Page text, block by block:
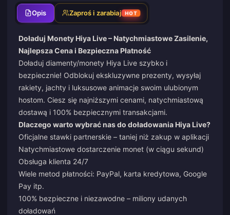
Opis Zaproś i zarabiaj HOT
Doładuj Monety Hiya Live – Natychmiastowe Zasilenie,
Najlepsza Cena i Bezpieczna Płatność
Doładuj diamenty/monety Hiya Live szybko i
bezpiecznie! Odblokuj ekskluzywne prezenty, wysyłaj
rakiety, jachty i luksusowe animacje swoim ulubionym
hostom. Ciesz się najniższymi cenami, natychmiastową
dostawą i 100% bezpiecznymi transakcjami.
Dlaczego warto wybrać nas do doładowania Hiya Live?
Oficjalne stawki partnerskie – taniej niż zakup w aplikacji
Natychmiastowe dostarczenie monet (w ciągu sekund)
Obsługa klienta 24/7
Wiele metod płatności: PayPal, karta kredytowa, Google
Pay itp.
100% bezpieczne i niezawodne – miliony udanych
doładowań